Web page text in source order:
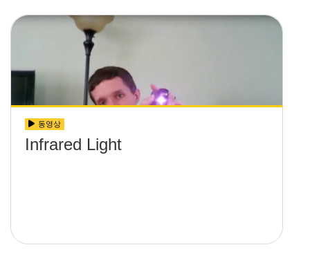
동영상
Infrared Light